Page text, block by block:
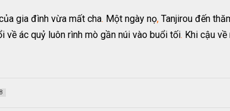
gia đình vừa mất cha. Một ngày nọ, Tanjirou đến
về ác quỷ luôn rình mò gần núi vào buổi tối. Khi cậu